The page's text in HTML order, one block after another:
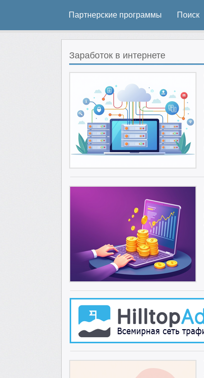
Партнерские программы Поиск
Заработок в интернете